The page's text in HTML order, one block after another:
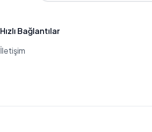
Hızlı Bağlantılar
İletişim